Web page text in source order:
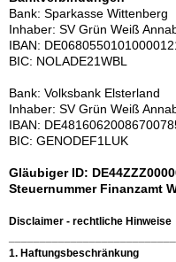
Bank: Sparkasse Wittenberg
Inhaber: SV Grün Weiß
IBAN:
BIC: NOLADE21WBL
Bank: Volksbank Elsterland
Inhaber: SV Grün Weiß
IBAN: DE48160620086
BIC: GENODEF1LUK
Gläubiger ID:
Steuernummer Finanzamt
Disclaimer - rechtliche Hinweise
1. Haftungsbeschränkung